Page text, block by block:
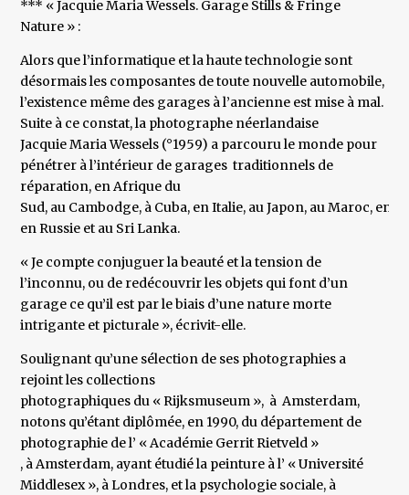
*** « Jacquie Maria Wessels. Garage Stills & Fringe
Nature » :
Alors que l’informatique et la haute technologie sont
désormais les composantes de toute nouvelle automobile,
l’existence même des garages à l’ancienne est mise à mal.
Suite à ce constat, la photographe néerlandaise
Jacquie Maria Wessels (°1959) a parcouru le monde pour
pénétrer à l’intérieur de garages traditionnels de
réparation, en Afrique du
Sud, au Cambodge, à Cuba, en Italie, au Japon, au Maroc, en
en Russie et au Sri Lanka.
« Je compte conjuguer la beauté et la tension de
l’inconnu, ou de redécouvrir les objets qui font d’un
garage ce qu’il est par le biais d’une nature morte
intrigante et picturale », écrivit-elle.
Soulignant qu’une sélection de ses photographies a
rejoint les collections
photographiques du « Rijksmuseum », à Amsterdam,
notons qu’étant diplômée, en 1990, du département de
photographie de l’ « Académie Gerrit Rietveld »
, à Amsterdam, ayant étudié la peinture à l’ « Université
Middlesex », à Londres, et la psychologie sociale, à